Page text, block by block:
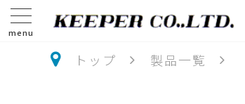
menu
トップ 製品一覧